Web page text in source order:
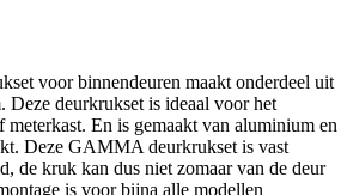
voor binnendeuren maakt onderdeel uit
Deze deurkrukset is ideaal voor het
En is gemaakt van aluminium en
Deze GAMMA deurkrukset is vast
de kruk kan dus niet zomaar van de deur
is voor bijna alle modellen